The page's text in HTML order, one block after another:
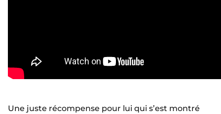
Une juste récompense pour lui qui s’est montré